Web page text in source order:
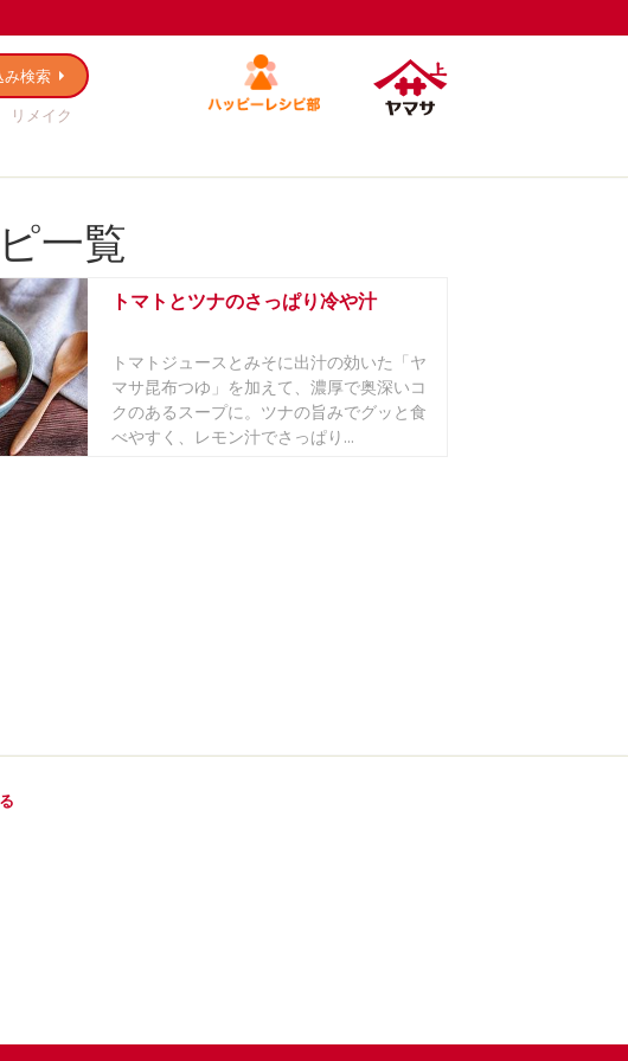
み検索
リメイク
一覧
トマトとツナのさっぱり冷や汁
トマトジュースとみそに出汁の効いた「ヤ
マサ昆布つゆ」を加えて、濃厚で奥深いコ
クのあるスープに。ツナの旨みでグッと食
べやすく、レモン汁でさっぱり...